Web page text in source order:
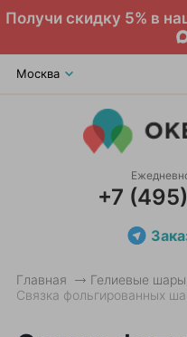
Получи скидку 5% в
Москва
+7
Главная Гелиевые шары
Связка фольгированных